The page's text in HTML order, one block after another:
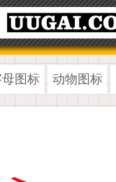
图标 动物图标